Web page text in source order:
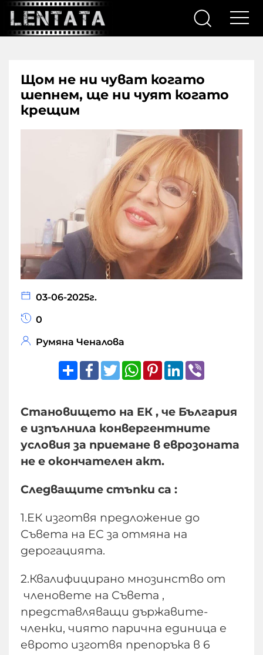
Щом не ни чуват когато
шепнем, ще ни чуят когато
крещим
03-06-2025г.
0
Румяна Ченалова
ShareFacebook
TwitterWhatsApp
Pinterest
LinkedIn
Становището на ЕК , че България
е изпълнила конвергентните
условия за приемане в еврозоната
не е окончателен акт.
Следващите стъпки са :
1.ЕК изготвя предложение до
Съвета на ЕС за отмяна на
дерогацията.
2.Квалифицирано мнозинство от
членовете на Съвета ,
представляващи държавите-
членки, чиято парична единица е
еврото изготвя препоръка в 6